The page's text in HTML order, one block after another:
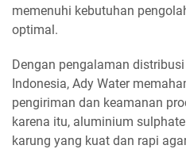
memenuhi kebutuhan
optimal.
Dengan pengalaman
Indonesia, Ady Water
pengiriman dan keamanan
karena itu, aluminium
karung yang kuat dan rapi